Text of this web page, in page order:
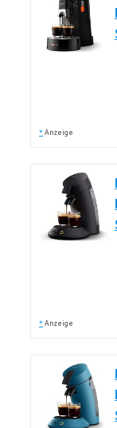
* Anzeige
* Anzeige